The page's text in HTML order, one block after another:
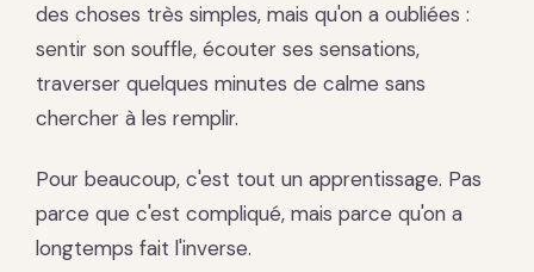
des choses très simples, mais qu'on a oubliées :
sentir son souffle, écouter ses sensations,
traverser quelques minutes de calme sans
chercher à les remplir.
Pour beaucoup, c'est tout un apprentissage. Pas
parce que c'est compliqué, mais parce qu'on a
longtemps fait l'inverse.